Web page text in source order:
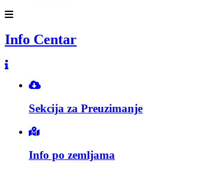
Info Centar
Sekcija za Preuzimanje
Info po zemljama